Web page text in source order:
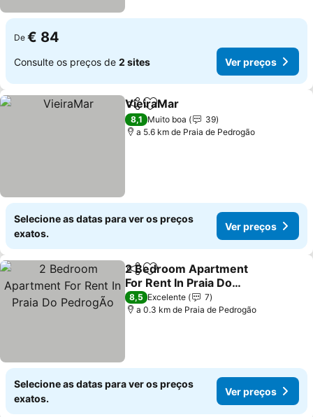
De € 84
Consulte os preços de 2 sites Ver preços
PartilharAdicionar aos favoritos
VieiraMar
8,1 Muito boa
39
a 5.6 km de Praia de Pedrogão
Selecione as datas para ver os preços
exatos.
Ver preços
PartilharAdicionar aos favoritos
2 Bedroom Apartment
For Rent In Praia Do
PedrogÃo
Ver preços
8,5 Excelente
7
a 0.3 km de Praia de Pedrogão
Selecione as datas para ver os preços
exatos.
Ver preços